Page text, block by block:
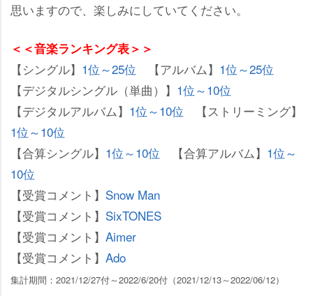
思いますので、楽しみにしていてください。
＜＜音楽ランキング表＞＞
【シングル】 1位～25位 【アルバム】 1位～25位
【デジタルシングル（単曲）】 1位～10位
【デジタルアルバム】 1位～10位 【ストリーミング】
1位～10位
【合算シングル】 1位～10位 【合算アルバム】 1位～
10位
【受賞コメント】 Snow Man
【受賞コメント】 SixTONES
【受賞コメント】 Aimer
【受賞コメント】 Ado
集計期間：2021/12/27付～2022/6/20付（2021/12/13～2022/06/12）